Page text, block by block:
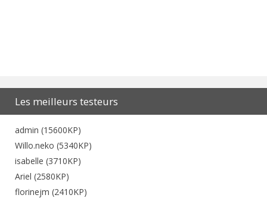
Les meilleurs testeurs
admin (15600KP)
Willo.neko (5340KP)
isabelle (3710KP)
Ariel (2580KP)
florinejm (2410KP)